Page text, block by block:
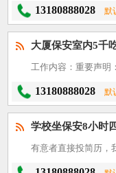
13180888028 默
大厦保安室内5千
13180888028 默
学校坐保安8小时